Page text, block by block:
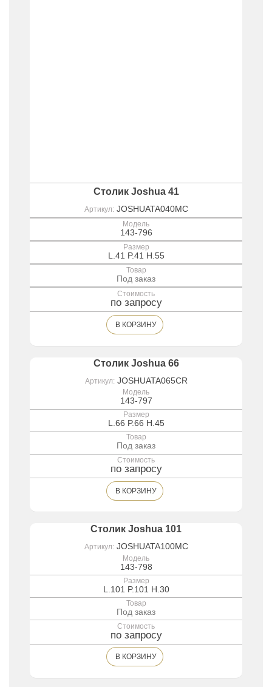
Столик Joshua 41
Артикул: JOSHUATA040MC
Модель
143-796
Размер
L.41 P.41 H.55
Товар
Под заказ
Стоимость
по запросу
В КОРЗИНУ
Столик Joshua 66
Артикул: JOSHUATA065CR
Модель
143-797
Размер
L.66 P.66 H.45
Товар
Под заказ
Стоимость
по запросу
В КОРЗИНУ
Столик Joshua 101
Артикул: JOSHUATA100MC
Модель
143-798
Размер
L.101 P.101 H.30
Товар
Под заказ
Стоимость
по запросу
В КОРЗИНУ